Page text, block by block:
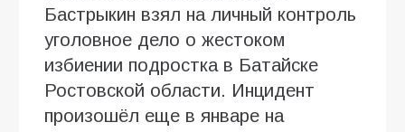
Бастрыкин взял на личный контроль
уголовное дело о жестоком
избиении подростка в Батайске
Ростовской области. Инцидент
произошёл еще в январе на